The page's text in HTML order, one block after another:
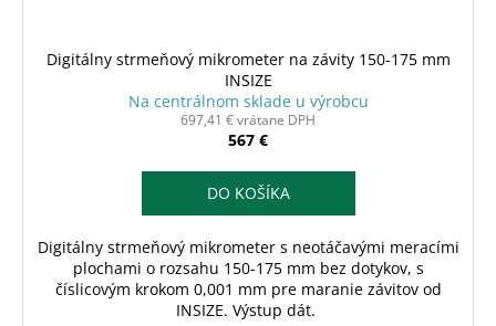
Digitálny strmeňový mikrometer na závity 150-175 mm
INSIZE
Na centrálnom sklade u výrobcu
697,41 € vrátane DPH
567 €
DO KOŠÍKA
Digitálny strmeňový mikrometer s neotáčavými meracími
plochami o rozsahu 150-175 mm bez dotykov, s
číslicovým krokom 0,001 mm pre maranie závitov od
INSIZE. Výstup dát.